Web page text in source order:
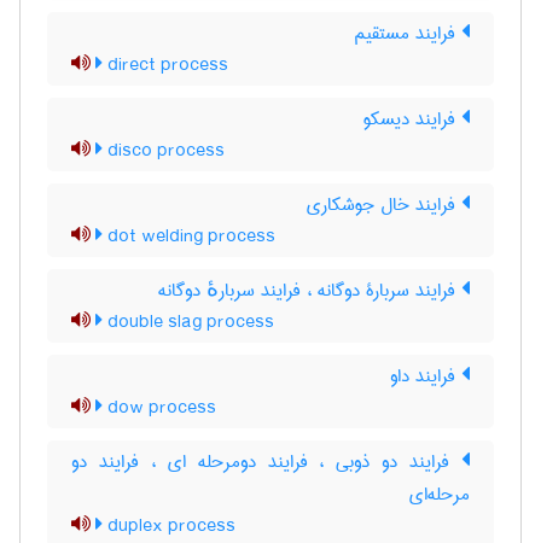
فرایند مستقیم
direct process
فرایند دیسکو
disco process
فرایند خال جوشکاری
dot welding process
فرایند سربارۀ دوگانه ، فرایند سربارهٔ دوگانه
double slag process
فرایند داو
dow process
فرایند دو ذوبی ، فرایند دومرحله ای ، فرایند دو
مرحله‌ای
duplex process